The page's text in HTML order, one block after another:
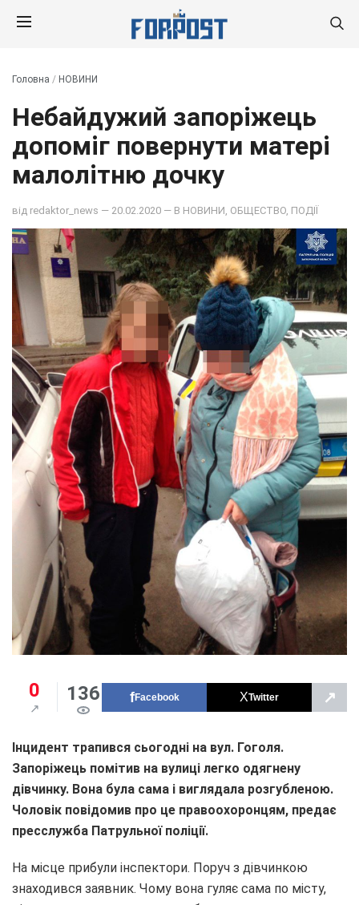
Головна / НОВИНИ
Небайдужий запоріжець
допоміг повернути матері
малолітню дочку
від redaktor_news — 20.02.2020 — В НОВИНИ ОБЩЕСТВО ПОДІЇ
0 136 Facebook Twitter ↗
Інцидент трапився сьогодні на вул. Гоголя.
Запоріжець помітив на вулиці легко одягнену
дівчинку. Вона була сама і виглядала розгубленою.
Чоловік повідомив про це правоохоронцям, предає
пресслужба Патрульної поліції.
На місце прибули інспектори. Поруч з дівчинкою
знаходився заявник. Чому вона гуляє сама по місту,